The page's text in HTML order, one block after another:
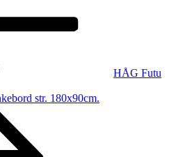
HÅG Futu
str. 180x90cm.